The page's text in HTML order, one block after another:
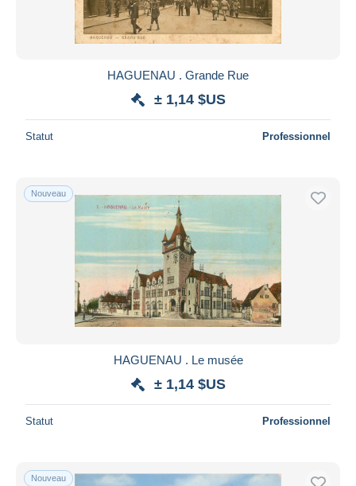
HAGUENAU . Grande Rue
± 1,14 $US
Statut Professionnel
Nouveau
HAGUENAU . Le musée
± 1,14 $US
Statut Professionnel
Nouveau